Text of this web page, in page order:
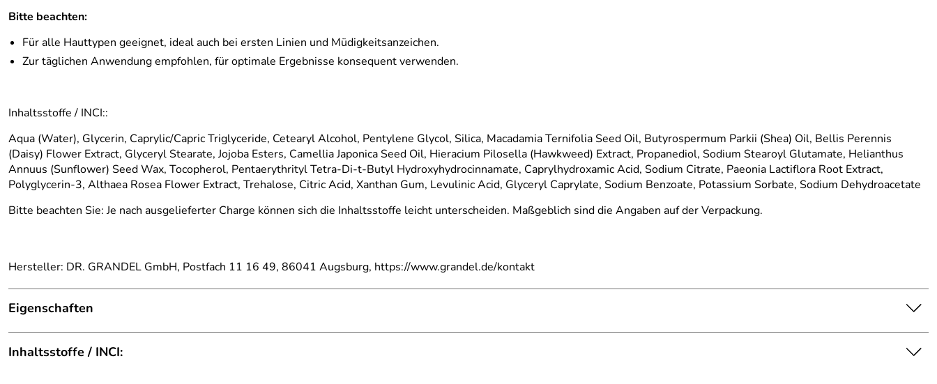
Bitte beachten:
Für alle Hauttypen geeignet, ideal auch bei ersten Linien und Müdigkeitsanzeichen.
Zur täglichen Anwendung empfohlen, für optimale Ergebnisse konsequent verwenden.
Inhaltsstoffe / INCI::
Aqua (Water), Glycerin, Caprylic/Capric Triglyceride, Cetearyl Alcohol, Pentylene Glycol, Silica, Macadamia Ternifolia Seed Oil, Butyrospermum Parkii (Shea) Oil, Bellis Perennis
(Daisy) Flower Extract, Glyceryl Stearate, Jojoba Esters, Camellia Japonica Seed Oil, Hieracium Pilosella (Hawkweed) Extract, Propanediol, Sodium Stearoyl Glutamate, Helianthus
Annuus (Sunflower) Seed Wax, Tocopherol, Pentaerythrityl Tetra-Di-t-Butyl Hydroxyhydrocinnamate, Caprylhydroxamic Acid, Sodium Citrate, Paeonia Lactiflora Root Extract,
Polyglycerin-3, Althaea Rosea Flower Extract, Trehalose, Citric Acid, Xanthan Gum, Levulinic Acid, Glyceryl Caprylate, Sodium Benzoate, Potassium Sorbate, Sodium Dehydroacetate
Bitte beachten Sie: Je nach ausgelieferter Charge können sich die Inhaltsstoffe leicht unterscheiden. Maßgeblich sind die Angaben auf der Verpackung.
Hersteller: DR. GRANDEL GmbH, Postfach 11 16 49, 86041 Augsburg, https://www.grandel.de/kontakt
Eigenschaften
Augencreme
Hauttyp:
alle Hauttypen
Inhaltsstoffe / INCI: